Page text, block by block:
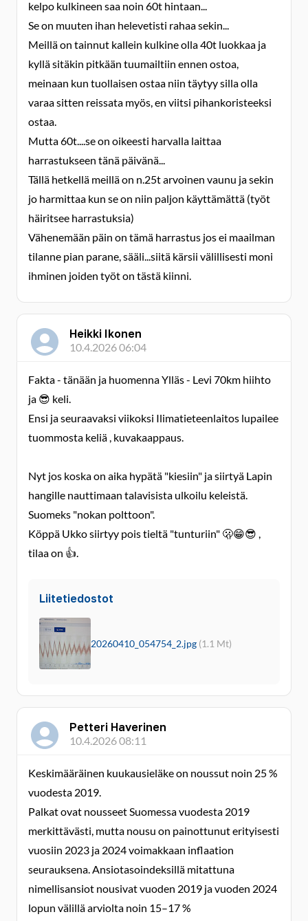
kelpo kulkineen saa noin 60t hintaan...
Se on muuten ihan helevetisti rahaa sekin...
Meillä on tainnut kallein kulkine olla 40t luokkaa ja
kyllä sitäkin pitkään tuumailtiin ennen ostoa,
meinaan kun tuollaisen ostaa niin täytyy silla olla
varaa sitten reissata myös, en viitsi pihankoristeeksi
ostaa.
Mutta 60t....se on oikeesti harvalla laittaa
harrastukseen tänä päivänä...
Tällä hetkellä meillä on n.25t arvoinen vaunu ja sekin
jo harmittaa kun se on niin paljon käyttämättä (työt
häiritsee harrastuksia)
Vähenemään päin on tämä harrastus jos ei maailman
tilanne pian parane, sääli...siitä kärsii välillisesti moni
ihminen joiden työt on tästä kiinni.
Heikki Ikonen
10.4.2026 06:04
Fakta - tänään ja huomenna Ylläs - Levi 70km hiihto
ja 😎 keli.
Ensi ja seuraavaksi viikoksi Ilimatieteenlaitos lupailee
tuommosta keliä , kuvakaappaus.
Nyt jos koska on aika hypätä "kiesiin" ja siirtyä Lapin
hangille nauttimaan talavisista ulkoilu keleistä.
Suomeks "nokan polttoon".
Köppä Ukko siirtyy pois tieltä "tunturiin" 🫢😁😎 ,
tilaa on 👍.
Liitetiedostot
20260410_054754_2.jpg (1.1 Mt)
Petteri Haverinen
10.4.2026 08:11
Keskimääräinen kuukausieläke on noussut noin 25 %
vuodesta 2019.
Palkat ovat nousseet Suomessa vuodesta 2019
merkittävästi, mutta nousu on painottunut erityisesti
vuosiin 2023 ja 2024 voimakkaan inflaation
seurauksena. Ansiotasoindeksillä mitattuna
nimellisansiot nousivat vuoden 2019 ja vuoden 2024
lopun välillä arviolta noin 15–17 %